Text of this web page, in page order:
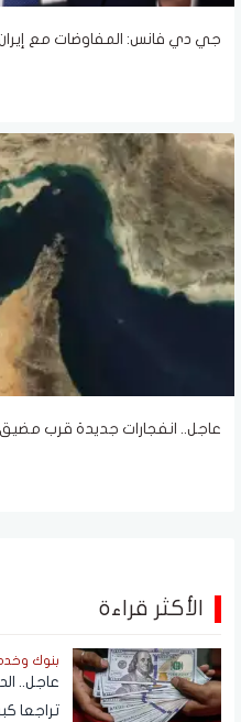
جي دي فانس: المفاوضات مع
عاجل.. انفجارات جديدة قرب مضيق
الأكثر قراءة
بنوك
تراجعا